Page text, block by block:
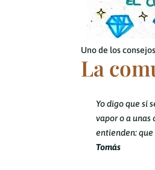
Uno de los
La
Yo digo que sí
vapor o a unas
entienden: que
Tomás